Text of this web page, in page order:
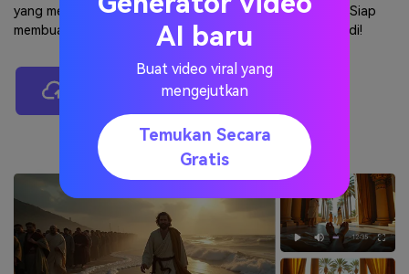
yang membuat Anda langsung masuk ke dalam adegan. Siap
membuat mahakarya POV Anda? Biarkan keajaiban terjadi!
Buat Video Ai Pov Sekarang
AI baru
Buat video viral yang
mengejutkan
Temukan Secara
Gratis